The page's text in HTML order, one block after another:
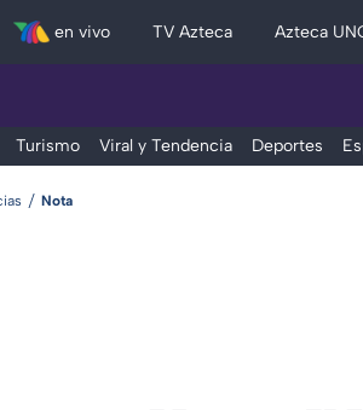
en vivo TV Azteca Azteca
Turismo Viral y Tendencia Deportes
Nota